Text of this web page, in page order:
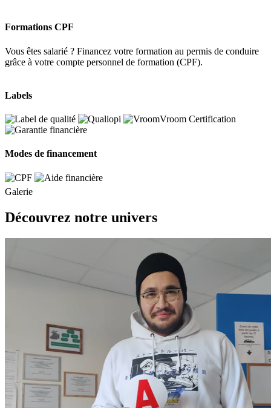
Formations CPF
Vous êtes salarié ? Financez votre formation au permis de conduire
grâce à votre compte personnel de formation (CPF).
Labels
Modes de financement
Galerie
Découvrez notre univers